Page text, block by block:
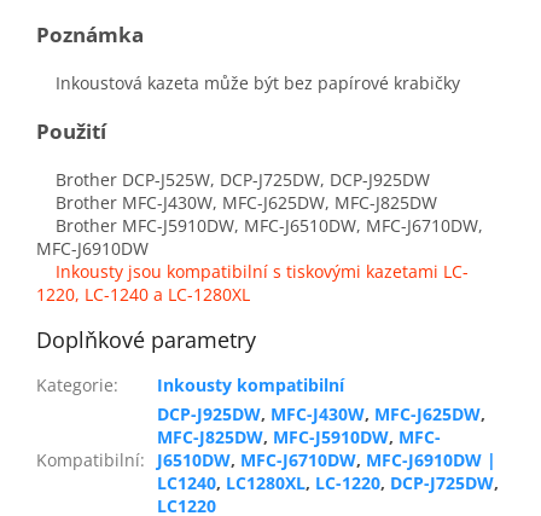
Poznámka
Inkoustová kazeta může být bez papírové krabičky
Použití
Brother DCP-J525W, DCP-J725DW, DCP-J925DW
Brother MFC-J430W, MFC-J625DW, MFC-J825DW
Brother MFC-J5910DW, MFC-J6510DW, MFC-J6710DW,
MFC-J6910DW
Inkousty jsou kompatibilní s tiskovými kazetami LC-
1220, LC-1240 a LC-1280XL
Doplňkové parametry
Kategorie: Inkousty kompatibilní
Kompatibilní:
DCP-J925DW, MFC-J430W, MFC-J625DW,
MFC-J825DW, MFC-J5910DW, MFC-
J6510DW, MFC-J6710DW, MFC-J6910DW |
LC1240, LC1280XL, LC-1220, DCP-J725DW,
LC1220